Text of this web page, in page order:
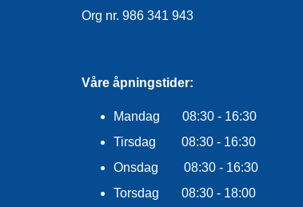
Org nr. 986 341 943
Våre åpningstider:
Mandag 08:30 - 16:30
Tirsdag 08:30 - 16:30
Onsdag 08:30 - 16:30
Torsdag 08:30 - 18:00